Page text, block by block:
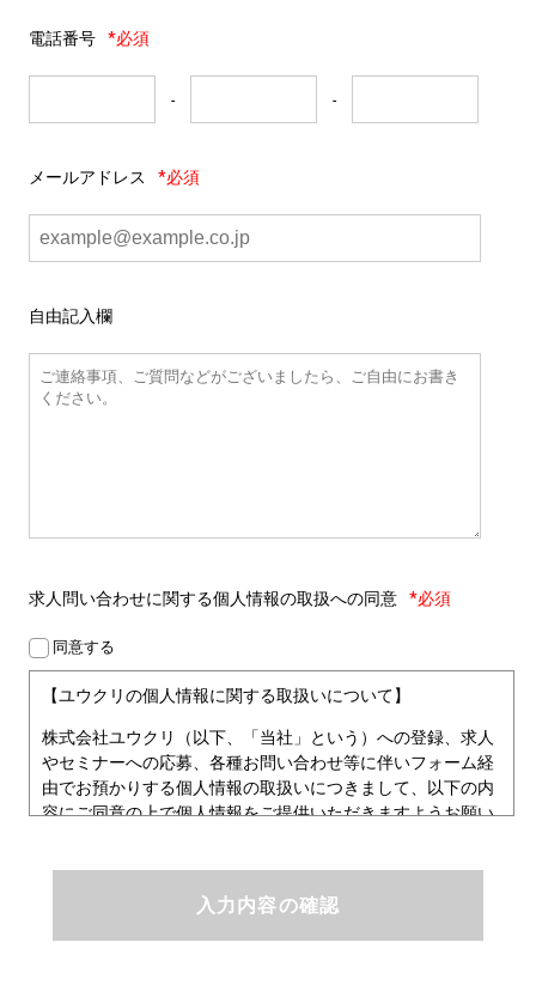
電話番号 *必須
- -
メールアドレス *必須
自由記入欄
求人問い合わせに関する個人情報の取扱への同意 *必須
同意する
【ユウクリの個人情報に関する取扱いについて】
株式会社ユウクリ（以下、「当社」という）への登録、求人
やセミナーへの応募、各種お問い合わせ等に伴いフォーム経
由でお預かりする個人情報の取扱いにつきまして、以下の内
容にご同意の上で個人情報をご提供いただきますようお願い
ユウクリにおける個人情報保護方針